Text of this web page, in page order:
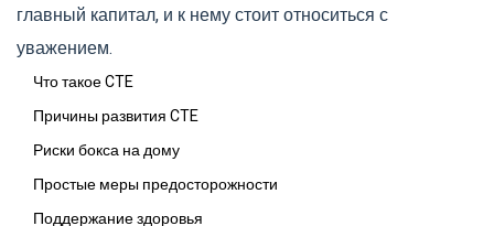
главный капитал, и к нему стоит относиться с
уважением.
Что такое CTE
Причины развития CTE
Риски бокса на дому
Простые меры предосторожности
Поддержание здоровья